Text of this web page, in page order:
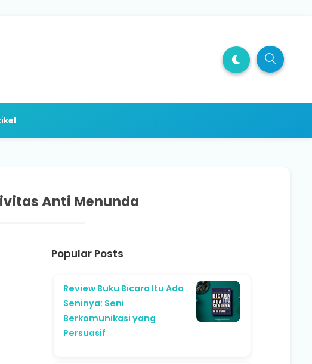
Anti Menunda
Popular Posts
Review Buku Bicara Itu Ada
Seninya: Seni
Berkomunikasi yang
Persuasif